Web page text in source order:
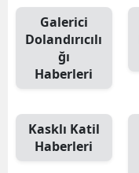
Galerici
Dolandırıcılı
ğı
Haberleri
Kasklı Katil
Haberleri